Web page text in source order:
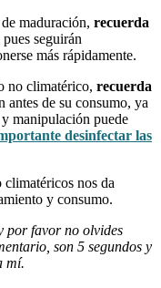
maduración, recuerda
pues seguirán
más rápidamente.
no climatérico, recuerda
antes de su consumo, ya
manipulación puede
desinfectar las
nos da
y consumo.
por favor no olvides
son 5 segundos y
mí.